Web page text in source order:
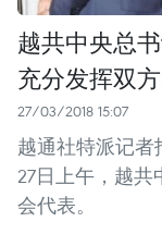
越共中央总
充分发挥双
27/03/2018 15:07
越通社特派记者
27日上午，越
会代表。